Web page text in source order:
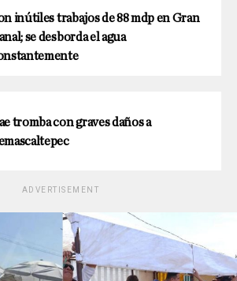
inútiles trabajos de 88 mdp en Gran
se desborda el agua
tromba con graves daños a
ADVERTISEMENT